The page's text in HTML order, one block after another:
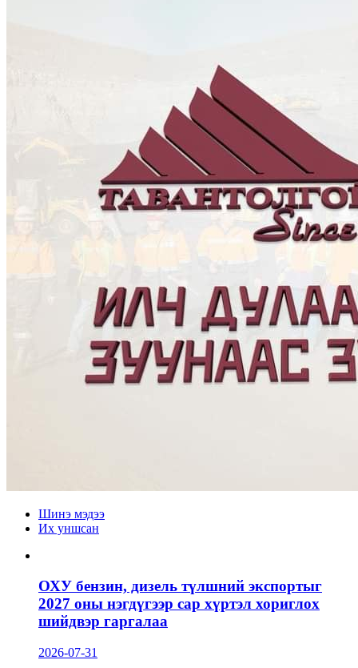
Шинэ мэдээ
Их уншсан
ОХУ бензин, дизель түлшний экспортыг
2027 оны нэгдүгээр сар хүртэл хориглох
шийдвэр гаргалаа
2026-07-31